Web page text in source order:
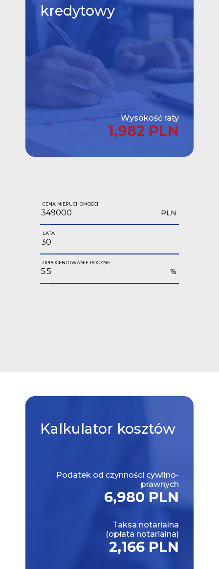
kredytowy
Wysokość raty
1,982 PLN
CENA NIERUCHOMOŚCI
PLN
LATA
OPROCENTOWANIE ROCZNE
%
Kalkulator kosztów
Podatek od czynności cywilno-
prawnych
6,980 PLN
Taksa notarialna
(opłata notarialna)
2,166 PLN